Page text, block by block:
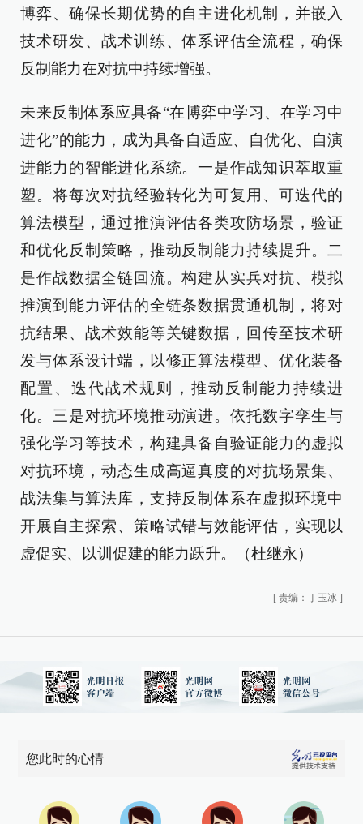
博弈、确保长期优势的自主进化机制，并嵌入
技术研发、战术训练、体系评估全流程，确保
反制能力在对抗中持续增强。
未来反制体系应具备“在博弈中学习、在学习中
进化”的能力，成为具备自适应、自优化、自演
进能力的智能进化系统。一是作战知识萃取重
塑。将每次对抗经验转化为可复用、可迭代的
算法模型，通过推演评估各类攻防场景，验证
和优化反制策略，推动反制能力持续提升。二
是作战数据全链回流。构建从实兵对抗、模拟
推演到能力评估的全链条数据贯通机制，将对
抗结果、战术效能等关键数据，回传至技术研
发与体系设计端，以修正算法模型、优化装备
配置、迭代战术规则，推动反制能力持续进
化。三是对抗环境推动演进。依托数字孪生与
强化学习等技术，构建具备自验证能力的虚拟
对抗环境，动态生成高逼真度的对抗场景集、
战法集与算法库，支持反制体系在虚拟环境中
开展自主探索、策略试错与效能评估，实现以
虚促实、以训促建的能力跃升。（杜继永）
[ 责编：丁玉冰 ]
您此时的心情